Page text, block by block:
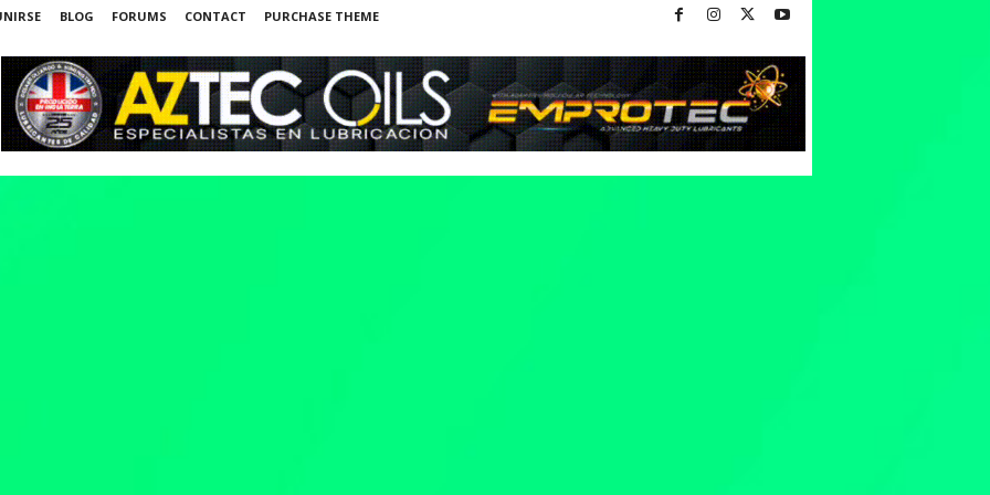
BLOG FORUMS CONTACT PURCHASE THEME